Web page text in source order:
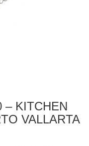
– KITCHEN
VALLARTA